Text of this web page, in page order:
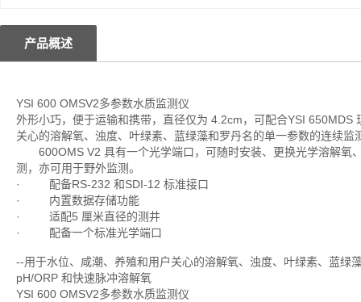
产品概述
YSI 600 OMSV2多参数水质监测仪
外形小巧，便于运输和携带，直径仅为 4.2cm，可配合YSI
关心的溶解氧、浊度、叶绿素、蓝绿藻和罗丹名的单一参数的连续
600OMS V2 具有一个光学端口，可随时安装、更换光学溶解氧
测，亦可用于野外监测。
· 配备RS-232 和SDI-12 标准接口
· 内置数据存储功能
· 适配5 厘米直径的测井
· 配备一个标准光学端口
--用于水位、咸潮、养殖和用户关心的溶解氧、浊度、叶绿素、蓝
pH/ORP 和快速脉冲溶解氧
YSI 600 OMSV2多参数水质监测仪